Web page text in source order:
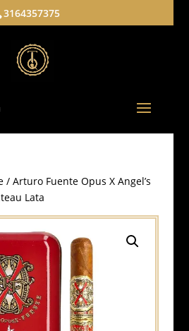
3164357375
/ Arturo Fuente Opus X Angel’s
Lata